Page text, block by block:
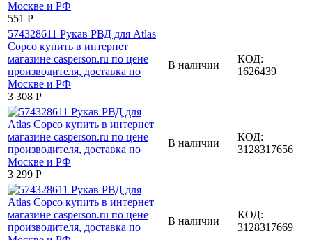
‍551‍ Р
3 308 Р
В наличии
КОД:
1626439
3 299 Р
В наличии
КОД:
3128317656
В наличии
КОД:
3128317669